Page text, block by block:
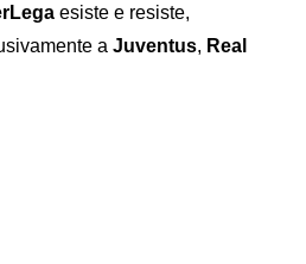
esiste e resiste,
a Juventus, Real